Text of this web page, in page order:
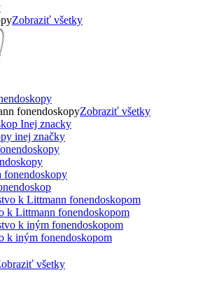
Zobraziť všetky
fonendoskopyZobraziť všetky
inej značky
k Littmann fonendoskopom
k iným fonendoskopom
všetky